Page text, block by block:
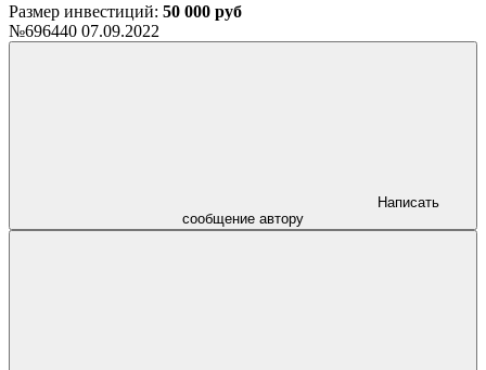
Размер инвестиций: 50 000 руб
№696440 07.09.2022
сообщение автору